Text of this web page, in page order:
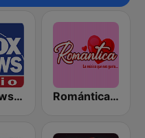
FOX News Radio Romántica Radio